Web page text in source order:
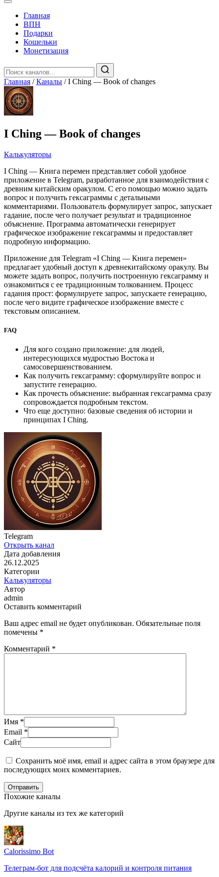
Главная
️ВПН
Подарки
Кошельки
Монетизация
Главная / Каналы / I Ching — Book of changes
I Ching — Book of changes
Калькуляторы
I Ching — Книга перемен представляет собой удобное
приложение в Telegram, разработанное для взаимодействия с
древним китайским оракулом. С его помощью можно задать
вопрос и получить гексаграммы с детальными
комментариями. Пользователь формулирует запрос, запускает
гадание, после чего получает результат и традиционное
объяснение. Программа автоматически генерирует
графическое изображение гексаграммы и предоставляет
подробную информацию.
Приложение для Telegram «I Ching — Книга перемен»
предлагает удобный доступ к древнекитайскому оракулу. Вы
можете задать вопрос, получить построенную гексаграмму и
ознакомиться с ее традиционным толкованием. Процесс
гадания прост: формулируете запрос, запускаете генерацию,
после чего видите графическое изображение вместе с
текстовым описанием.
FAQ
Для кого создано приложение: для людей,
интересующихся мудростью Востока и
самосовершенствованием.
Как получить гексаграмму: сформулируйте вопрос и
запустите генерацию.
Как прочесть объяснение: выбранная гексаграмма сразу
сопровождается подробным текстом.
Что еще доступно: базовые сведения об истории и
принципах I Ching.
Telegram
Открыть канал
Дата добавления
26.12.2025
Категории
Калькуляторы
Автор
admin
Оставить комментарий
Ваш адрес email не будет опубликован. Обязательные поля
помечены *
Комментарий *
Имя *
Email *
Сайт
Сохранить моё имя, email и адрес сайта в этом браузере для
последующих моих комментариев.
Отправить
Похожие каналы
Другие каналы из тех же категорий
Calorissimo Bot
Телеграм-бот для подсчёта калорий и контроля питания